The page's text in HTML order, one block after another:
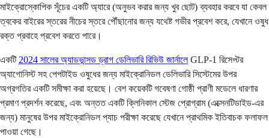
মাইক্রোস্কোপিক সূঁচের একটি অ্যারে (অনুভব করার জন্য খুব ছোট) ব্যবহার করবে যা কেবল
ত্বকের বাইরের স্তরের নীচের স্তরে পৌঁছানোর জন্য যথেষ্ট গভীর প্রবেশ করে, যেখানে ওষুধ
রক্ত ​​প্রবাহে প্রবেশ করতে পারে।
একটি 2024 সালের অ্যাডভান্সড ড্রাগ ডেলিভারি রিভিউ জার্নালেGLP-1 রিসেপ্টর
অ্যাগোনিস্ট সহ পেপটাইড ওষুধের জন্য মাইক্রোনিডল ডেলিভারি সিস্টেমের উপর
অগ্রগতির একটি সমীক্ষা করা হয়েছে। বেশ কয়েকটি গবেষণা গোষ্ঠী প্রাণী মডেলে ধারণার
প্রমাণ প্রদর্শন করেছে, এবং অন্তত একটি ক্লিনিকাল স্টেজ প্রোগ্রাম (এক্সেনটিডাইড-এর
জন্য) মানুষের উপর মাইক্রোনিডল প্যাচ পরীক্ষা করেছে যেখানে প্রাথমিক ইতিবাচক ফলাফল
পাওয়া গেছে।